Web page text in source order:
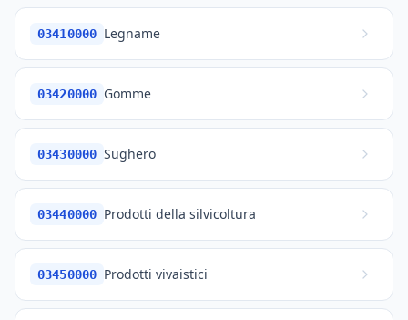
03410000 Legname
03420000 Gomme
03430000 Sughero
03440000 Prodotti della silvicoltura
03450000 Prodotti vivaistici